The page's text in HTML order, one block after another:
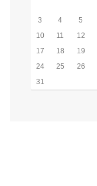
3
4 5
10
11 12
17
18 19
24
25 26
31